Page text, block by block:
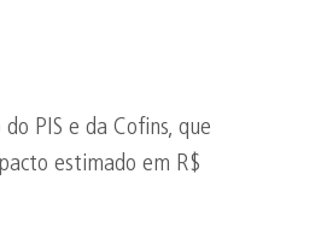
PIS e da Cofins, que
estimado em R$